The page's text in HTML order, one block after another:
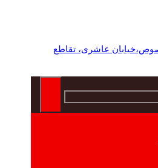
8 جاده مخصوص،خیابان عاشری، تقاطع